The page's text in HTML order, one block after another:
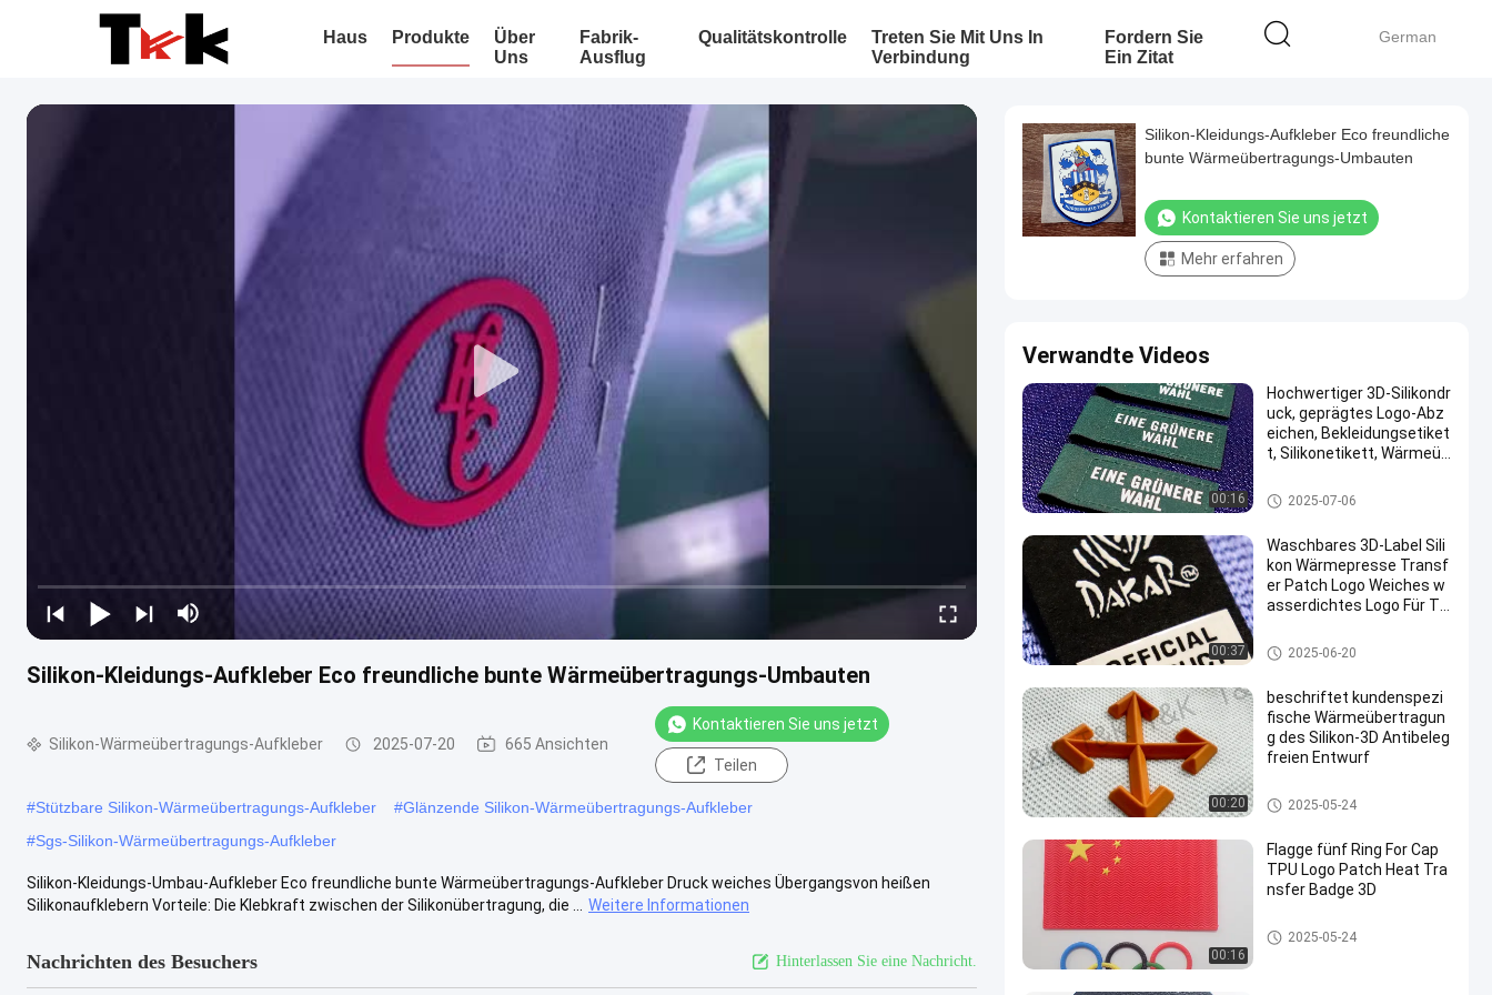
German
Haus Produkte
Über
Uns
Fabrik-
Ausflug
Qualitätskontrolle
Treten Sie Mit Uns In
Verbindung
Fordern Sie
Ein Zitat
Silikon-Kleidungs-Aufkleber Eco freundliche bunte Wärmeübertragungs-Umbauten
Silikon-Wärmeübertragungs-Aufkleber 2025-07-20 665 Ansichten
Kontaktieren Sie uns jetzt
Teilen
#Stützbare Silikon-Wärmeübertragungs-Aufkleber #Glänzende Silikon-Wärmeübertragungs-Aufkleber
#Sgs-Silikon-Wärmeübertragungs-Aufkleber
Silikon-Kleidungs-Umbau-Aufkleber Eco freundliche bunte Wärmeübertragungs-Aufkleber Druck weiches Übergangsvon heißen
Silikonaufklebern Vorteile: Die Klebkraft zwischen der Silikonübertragung, die ...
Weitere Informationen
Nachrichten des Besuchers Hinterlassen Sie eine Nachricht.
Silikon-Kleidungs-Aufkleber Eco freundliche
bunte Wärmeübertragungs-Umbauten
Kontaktieren Sie uns jetzt
Mehr erfahren
Verwandte Videos
00:16
Hochwertiger 3D-Silikondr
uck, geprägtes Logo-Abz
eichen, Bekleidungsetiket
t, Silikonetikett, Wärmeüb
Silikon-Wärmeübertragungs-A
ufkleber
2025-07-06
00:37
Waschbares 3D-Label Sili
kon Wärmepresse Transf
er Patch Logo Weiches w
asserdichtes Logo Für T-
Silikon-Wärmeübertragungs-A
ufkleber
2025-06-20
00:20
beschriftet kundenspezi
fische Wärmeübertragun
g des Silikon-3D Antibeleg
freien Entwurf
Silikon-Wärmeübertragungs-A
ufkleber
2025-05-24
00:16
Flagge fünf Ring For Cap
TPU Logo Patch Heat Tra
nsfer Badge 3D
Kundenspezifische Kleidungs-
Flecken
2025-05-24